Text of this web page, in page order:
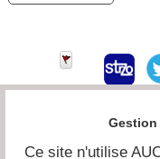
Accueil
Agenda
Ce site n'utilise